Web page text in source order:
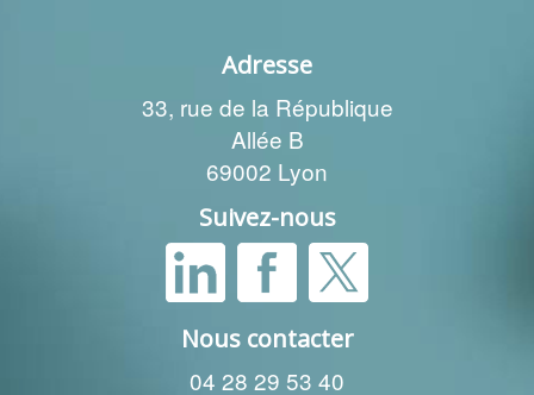
Adresse
33, rue de la République
Allée B
69002 Lyon
Suivez-nous
Nous contacter
04 28 29 53 40